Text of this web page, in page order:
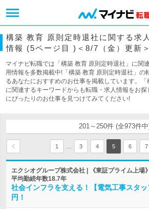
構築 教育 原則定時退社に関する求
情報 (5ページ目 )＜8/7（金）更新＞
マイナビ転職では「構築 教育 原則定時退社」に関
用情報を多数掲載中!「構築 教育 原則定時退社」の
るあなたにおすすめのお仕事を掲載しています。「
に関連するキーワードからも転職・求人情報をお
にぴったりのお仕事を見つけてみてください!
201～250件 (全973件
1 3 4 5 6 7
エクシオグループ株式会社 | 《東証プライム上場
平均勤続年数18.7年
社会インフラを支える！【電気工事スタ
円！